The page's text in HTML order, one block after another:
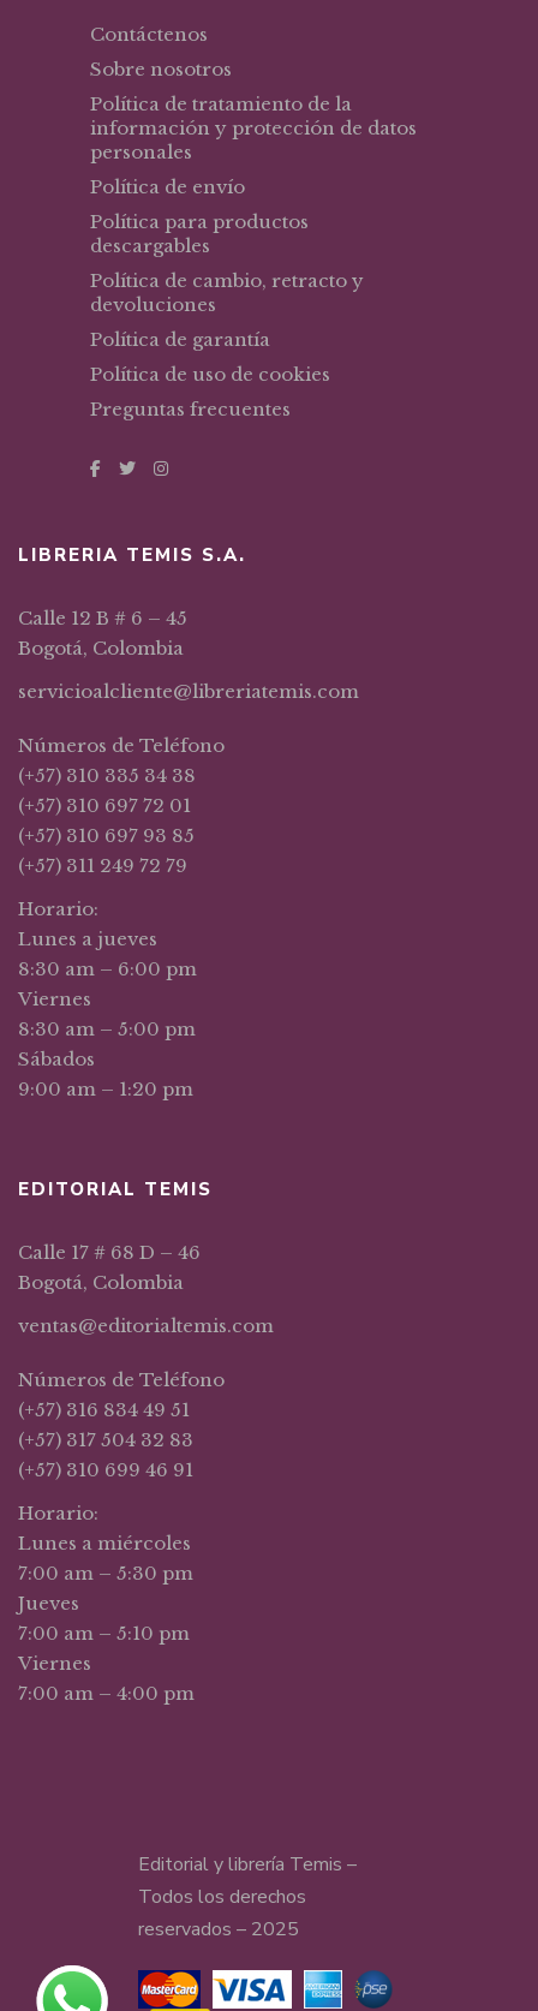
Contáctenos
Sobre nosotros
Política de tratamiento de la
información y protección de datos
personales
Política de envío
Política para productos
descargables
Política de cambio, retracto y
devoluciones
Política de garantía
Política de uso de cookies
Preguntas frecuentes
LIBRERIA TEMIS S.A.
Calle 12 B # 6 – 45
Bogotá, Colombia
servicioalcliente@libreriatemis.com
Números de Teléfono
(+57) 310 335 34 38
(+57) 310 697 72 01
(+57) 310 697 93 85
(+57) 311 249 72 79
Horario:
Lunes a jueves
8:30 am – 6:00 pm
Viernes
8:30 am – 5:00 pm
Sábados
9:00 am – 1:20 pm
EDITORIAL TEMIS
Calle 17 # 68 D – 46
Bogotá, Colombia
ventas@editorialtemis.com
Números de Teléfono
(+57) 316 834 49 51
(+57) 317 504 32 83
(+57) 310 699 46 91
Horario:
Lunes a miércoles
7:00 am – 5:30 pm
Jueves
7:00 am – 5:10 pm
Viernes
7:00 am – 4:00 pm
Editorial y librería Temis –
Todos los derechos
reservados – 2025